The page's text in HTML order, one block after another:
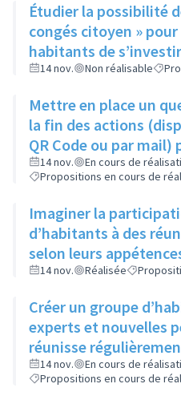
Étudier la possibilité
congés citoyen »
habitants de s’investir
14 nov. Non réalisable
Mettre en place un
la fin des actions
QR Code ou par mail)
appréciation de
14 nov.
En cours de
Propositions en cours de
Imaginer la
d’habitants à des
selon leurs
14 nov. Réalisée
Créer un groupe
experts et nouvelles
réunisse
suivre les actions du
14 nov.
En cours de
Propositions en cours de